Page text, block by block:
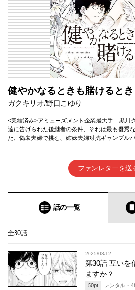
健やかなるときも賭けるとき
ガクキリオ/野口こゆり
<完結済み>アミューズメント企業最大手「黒川
達に告げられた後継者の条件、それは最も優秀
た。偽装夫婦で挑む、姉妹夫婦対抗ギャンブル
ファンレターを送
話の一覧
全30話
2025/03/12
第30話 互いを
ますか？
50pt レンタル・